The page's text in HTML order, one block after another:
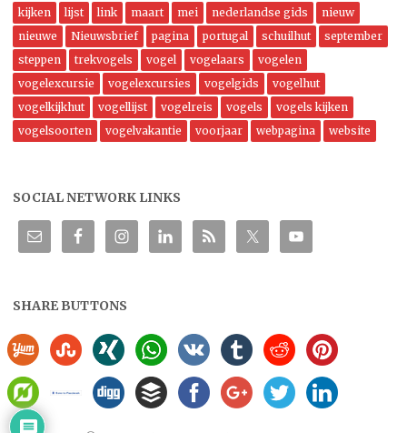
kijken
lijst link maart mei nederlandse gids
nieuw
nieuwe
Nieuwsbrief pagina portugal schuilhut
september
steppen
trekvogels vogel vogelaars
vogelen
vogelexcursie
vogelexcursies vogelgids
vogelhut
vogelkijkhut
vogellijst vogelreis vogels
vogels kijken
vogelsoorten
vogelvakantie voorjaar webpagina website
SOCIAL NETWORK LINKS
SHARE BUTTONS